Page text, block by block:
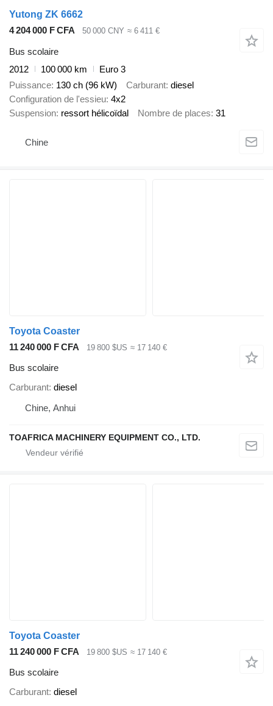
Yutong ZK 6662
4 204 000 F CFA
50 000 CNY ≈ 6 411 €
Bus scolaire
2012
100 000 km
Euro 3
Puissance 130 ch (96 kW) Carburant diesel
Configuration de l'essieu 4x2
Suspension ressort hélicoïdal Nombre de places 31
Chine
Toyota Coaster
11 240 000 F CFA
19 800 $US ≈ 17 140 €
Bus scolaire
Carburant diesel
Chine, Anhui
TOAFRICA MACHINERY EQUIPMENT CO., LTD.
Toyota Coaster
11 240 000 F CFA
19 800 $US ≈ 17 140 €
Bus scolaire
Carburant diesel